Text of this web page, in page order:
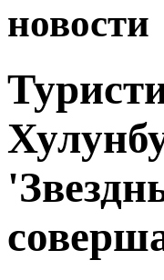
новости